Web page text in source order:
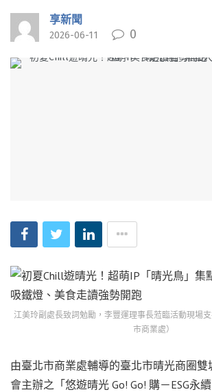
享新聞
2026-06-11 0
江美玲副處長致詞勉勵，李豐運理事長蒞臨活動現場
市商業處）
由臺北市商業處輔導的臺北市晴光商圈
會主辦之「悠遊晴光 Go! Go! 購－ESG永